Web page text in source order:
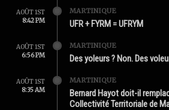
AOÛT 1ST
8:42 PM
MARTINIQUE
UFR + FYRM = UFRYM
AOÛT 1ST
6:56 PM
MARTINIQUE
Des yoleurs ? Non. Des
AOÛT 1ST
8:35 AM
MARTINIQUE
Bernard Hayot doit-il
Collectivité Territoriale de